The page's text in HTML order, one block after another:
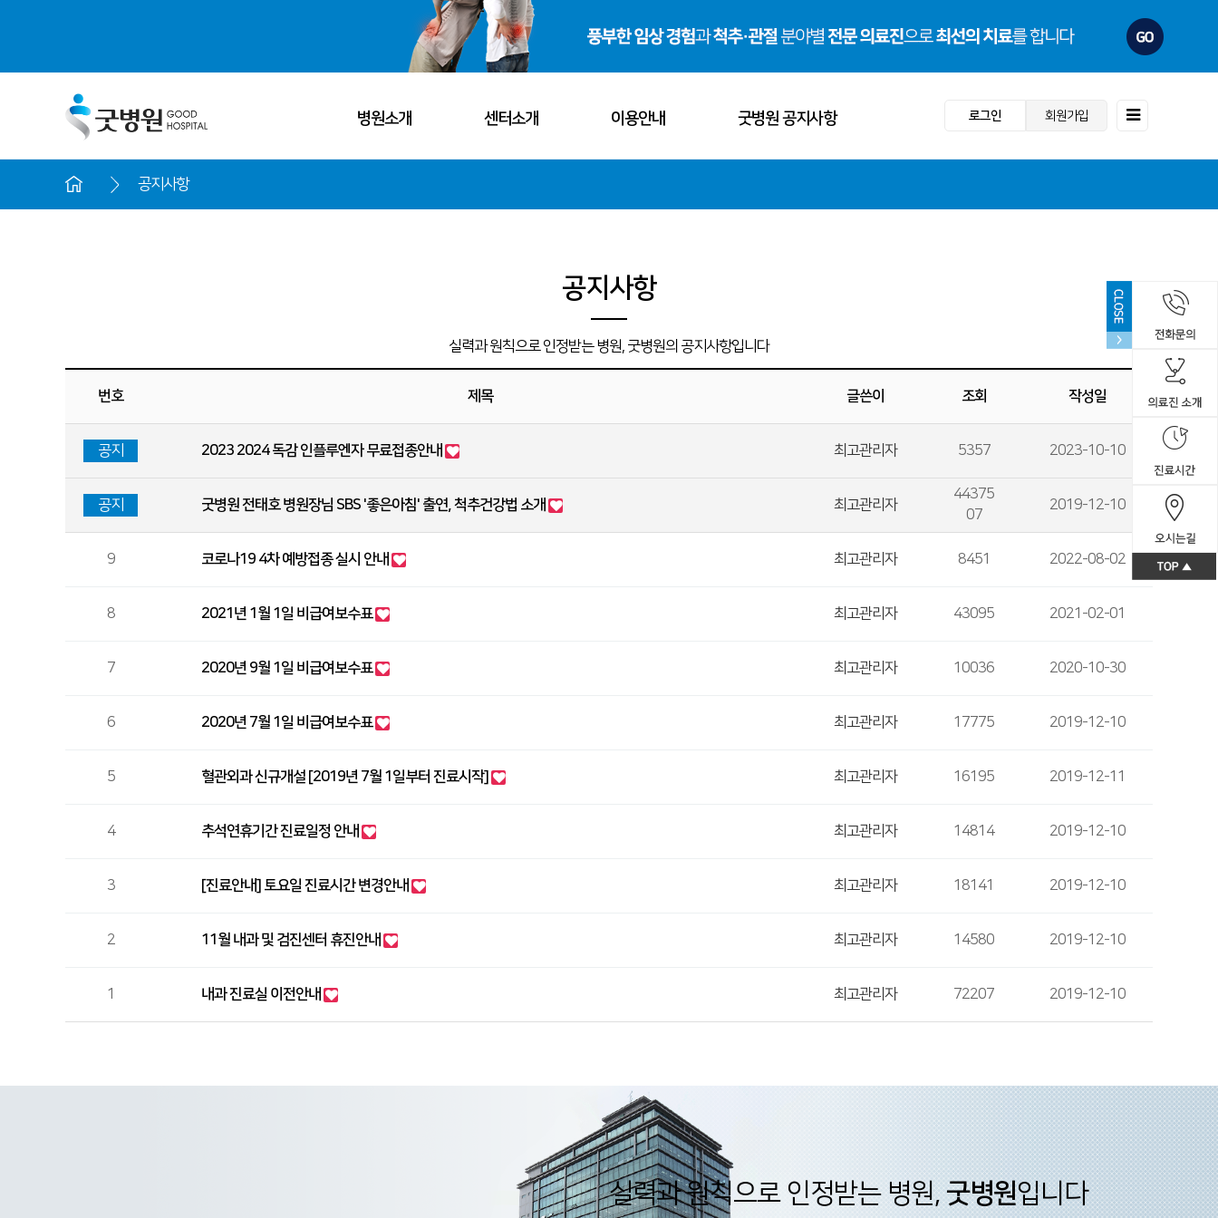
병원소개 센터소개 이용안내 굿병원 공지사항 로그인 회원가입
ALL MENU
· 혈관외과센터
허리질환
목질환
- 관절질환
무릎관절, 고관절
어깨관절
족부관절, 손목관절
- 갑상선질환
- 호흡기질환
- 수술 회복프로그램
- 재활프로그램
- 검진센터소개
- 기본공단검진
- 종합검진
- 척추치료
수술적 치료
- 관절치료
이용안내 · 오시는 길 · 진료시간
굿병원 공지사항 · 공지사항 · 굿소식
스포츠재활센터
서류발급 안내
채용안내
공지사항
공지사항
실력과 원칙으로 인정받는 병원, 굿병원의 공지사항입니다
번호 제목 글쓴이 조회 작성일
공지 2023 2024 독감 인플루엔자 무료접종안내 최고관리자 5357 2023-10-10
공지 굿병원 전태호 병원장님 SBS '좋은아침' 출연, 척추건강법 소개 최고관리자
44375
07
2019-12-10
9 코로나19 4차 예방접종 실시 안내 최고관리자 8451 2022-08-02
8 2021년 1월 1일 비급여보수표 최고관리자 43095 2021-02-01
7 2020년 9월 1일 비급여보수표 최고관리자 10036 2020-10-30
6 2020년 7월 1일 비급여보수표 최고관리자 17775 2019-12-10
5 혈관외과 신규개설 [2019년 7월 1일부터 진료시작] 최고관리자 16195 2019-12-11
4 추석연휴기간 진료일정 안내 최고관리자 14814 2019-12-10
3 [진료안내] 토요일 진료시간 변경안내 최고관리자 18141 2019-12-10
2 11월 내과 및 검진센터 휴진안내 최고관리자 14580 2019-12-10
1 내과 진료실 이전안내 최고관리자 72207 2019-12-10
실력과 원칙으로 인정받는 병원,굿병원입니다